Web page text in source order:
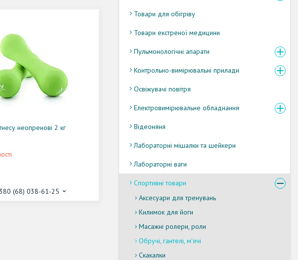
неопренові 2 кг
(68) 038-61-25
Товари для обігріву
Товари екстреної медицини
Пульмонологічні апарати
Контрольно-вимірювальні прилади
Освіжувачі повітря
Електровимірювальне обладнання
Відеоняня
Лабораторні мішалки та шейкери
Лабораторні ваги
Спортивні товари
Аксесуари для тренувань
Килимок для йоги
Масажні ролери, роли
Обручі, гантелі, м'ячі
Скакалки